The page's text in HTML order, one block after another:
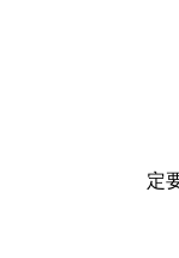
定